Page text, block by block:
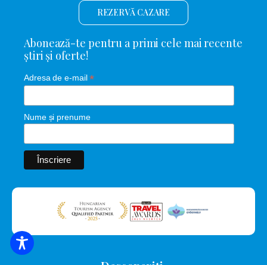
REZERVĂ CAZARE
Abonează-te pentru a primi cele mai recente
știri și oferte!
Adresa de e-mail*
Nume și prenume